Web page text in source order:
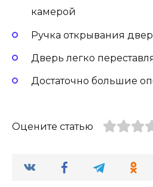
камерой
Ручка открывания
Дверь легко
Достаточно большие
Оцените статью